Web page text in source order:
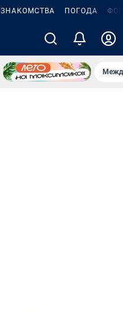
ЗНАКОМСТВА ПОГОДА